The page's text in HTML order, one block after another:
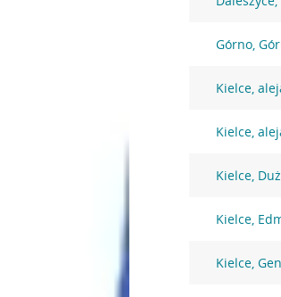
Górno,
Kielce,
Kielce,
Kielce,
Kielce,
Kielce,